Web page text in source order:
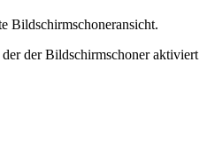
Bildschirmschoneransicht.
der Bildschirmschoner aktiviert